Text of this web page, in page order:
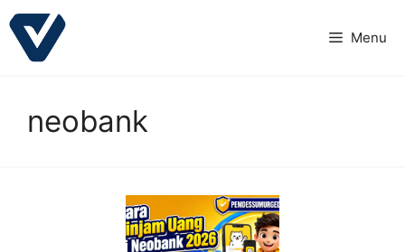
Langsung
ke
Menu
neobank